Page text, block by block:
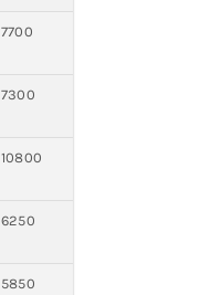
7700
7300
10800
6250
5850